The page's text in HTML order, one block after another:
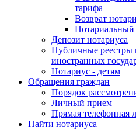
тарифа
Возврат
Депозит нотариуса
Публичные реестры
иностранных
Нотариус - детям
Обращения граждан
Порядок
Личный прием
Прямая телефонная
Найти нотариуса